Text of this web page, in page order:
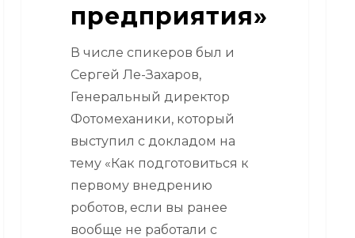
предприятия»
В числе спикеров был и
Сергей Ле-Захаров,
Генеральный директор
Фотомеханики, который
выступил с докладом на
тему «Как подготовиться к
первому внедрению
роботов, если вы ранее
вообще не работали с